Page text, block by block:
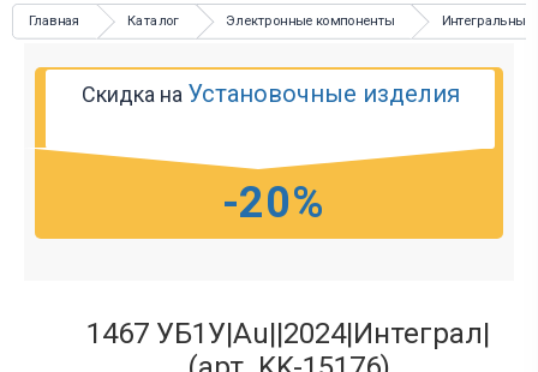
Главная Каталог Электронные компоненты Интегральные
Скидка на Установочные изделия
-20%
1467 УБ1У|Au||2024|Интеграл|